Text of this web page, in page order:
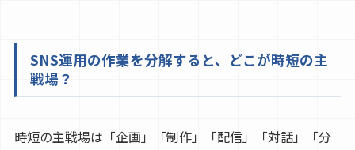
SNS運用の作業を分解すると、どこが時短の主
戦場？
時短の主戦場は「企画」「制作」「配信」「対話」「分